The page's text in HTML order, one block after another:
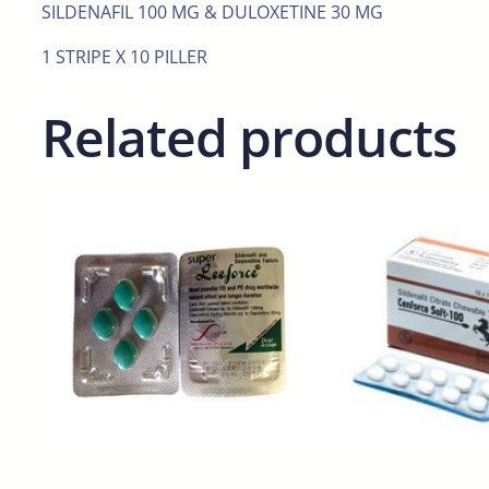
SILDENAFIL 100 MG & DULOXETINE 30 MG
1 STRIPE X 10 PILLER
Related products